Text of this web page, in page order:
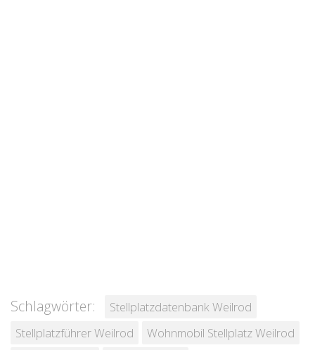
Schlagwörter:
Stellplatzdatenbank Weilrod
Stellplatzführer Weilrod
Wohnmobil Stellplatz Weilrod